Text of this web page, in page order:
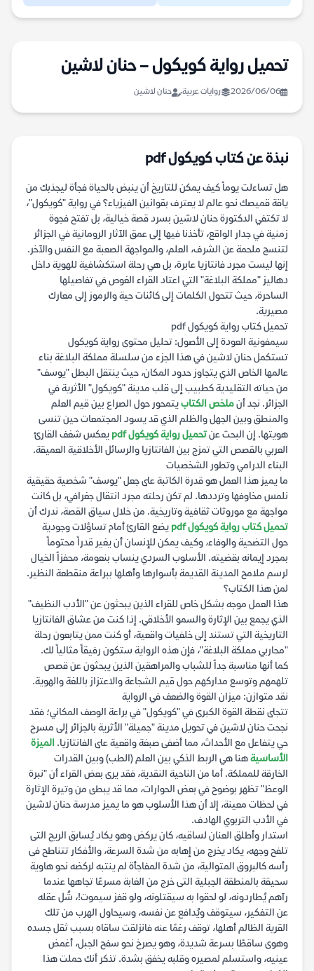
تحميل رواية كويكول – حنان لاشين
2026/06/06 روايات عربية حنان لاشين
نبذة عن كتاب كويكول pdf
هل تساءلت يوماً كيف يمكن للتاريخ أن ينبض بالحياة فجأة ليجذبك من
ياقة قميصك نحو عالم لا يعترف بقوانين الفيزياء؟ في رواية "كويكول"،
لا تكتفي الدكتورة حنان لاشين بسرد قصة خيالية، بل تفتح فجوة
زمنية في جدار الواقع، تأخذنا فيها إلى عمق الآثار الرومانية في الجزائر
لتنسج ملحمة عن الشرف، العلم، والمواجهة الصعبة مع النفس والآخر.
إنها ليست مجرد فانتازيا عابرة، بل هي رحلة استكشافية للهوية داخل
دهاليز "مملكة البلاغة" التي اعتاد القراء الغوص في تفاصيلها
الساحرة، حيث تتحول الكلمات إلى كائنات حية والرموز إلى معارك
مصيرية.
تحميل كتاب رواية كويكول pdf
سيمفونية العودة إلى الأصول: تحليل محتوى رواية كويكول
تستكمل حنان لاشين في هذا الجزء من سلسلة مملكة البلاغة بناء
عالمها الخاص الذي يتجاوز حدود المكان، حيث ينتقل البطل "يوسف"
من حياته التقليدية كطبيب إلى قلب مدينة "كويكول" الأثرية في
الجزائر. نجد أنملخص الكتابيتمحور حول الصراع بين قيم العلم
والمنطق وبين الجهل والظلم الذي قد يسود المجتمعات حين تنسى
هويتها. إن البحث عنتحميل رواية كويكول pdf
يعكس شغف القارئ
العربي بالقصص التي تمزج بين الفانتازيا والرسائل الأخلاقية العميقة.
البناء الدرامي وتطور الشخصيات
ما يميز هذا العمل هو قدرة الكاتبة على جعل "يوسف" شخصية حقيقية
نلمس مخاوفها وترددها. لم تكن رحلته مجرد انتقال جغرافي، بل كانت
مواجهة مع موروثات ثقافية وتاريخية. من خلال سياق القصة، ندرك أن
تحميل كتاب رواية كويكول pdf
يضع القارئ أمام تساؤلات وجودية
حول التضحية والوفاء، وكيف يمكن للإنسان أن يغير قدراً محتوماً
بمجرد إيمانه بقضيته. الأسلوب السردي ينساب بنعومة، محفزاً الخيال
لرسم ملامح المدينة القديمة بأسوارها وأهلها ببراعة منقطعة النظير.
لمن هذا الكتاب؟
هذا العمل موجه بشكل خاص للقراء الذين يبحثون عن "الأدب النظيف"
الذي يجمع بين الإثارة والسمو الأخلاقي. إذا كنت من عشاق الفانتازيا
التاريخية التي تستند إلى خلفيات واقعية، أو كنت ممن يتابعون رحلة
"محاربي مملكة البلاغة"، فإن هذه الرواية ستكون رفيقاً مثالياً لك.
كما أنها مناسبة جداً للشباب والمراهقين الذين يبحثون عن قصص
تلهمهم وتوسع مداركهم حول قيم الشجاعة والاعتزاز باللغة والهوية.
نقد متوازن: ميزان القوة والضعف في الرواية
تتجلى نقطة القوة الكبرى في "كويكول" في براعة الوصف المكاني؛ فقد
نجحت حنان لاشين في تحويل مدينة "جميلة" الأثرية بالجزائر إلى مسرح
حي يتفاعل مع الأحداث، مما أضفى صبغة واقعية على الفانتازيا. الميزة
الأساسيةهنا هي الربط الذكي بين العلم (الطب) وبين القدرات
الخارقة للمملكة. أما من الناحية النقدية، فقد يرى بعض القراء أن "نبرة
الوعظ" تظهر بوضوح في بعض الحوارات، مما قد يبطئ من وتيرة الإثارة
في لحظات معينة، إلا أن هذا الأسلوب هو ما يميز مدرسة حنان لاشين
في الأدب التربوي الهادف.
استدار وأطلق العنان لساقيه، كان يركض وهو يكاد يُسابق الريح التى
تلفح وجهه، يكاد يخرج من إهابه من شدة السرعة، والأفكار تتناطح فى
رأسه كالبروق المتوالية، من شدة المفاجأة لم ينتبه لركضه نحو هاوية
سحيقة بالمنطقة الجبلية التى خرج من الغابة مسرعًا تجاهها عندما
رآهم يُطاردونه، لو لحقوا به سيقتلونه، ولو قفز سيموت!، شُل عقله
عن التفكير، سيتوقف ويُدافع عن نفسه، وسيحاول الهرب من تلك
القرية الظالم أهلها، توقف رغمًا عنه فانزلقت ساقاه بسبب ثقل جسده
وهوى ساقطًا بسرعة شديدة، وهو يصرخ نحو سفح الجبل، أغمض
عينيه، واستسلم لمصيره وقلبه يخفق بشدة. تذكر أنك حملت هذا